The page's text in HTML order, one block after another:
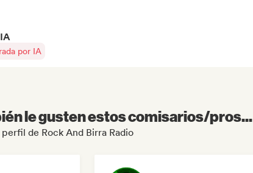
por IA
le gusten estos comisarios/pros...
de Rock And Birra Radio